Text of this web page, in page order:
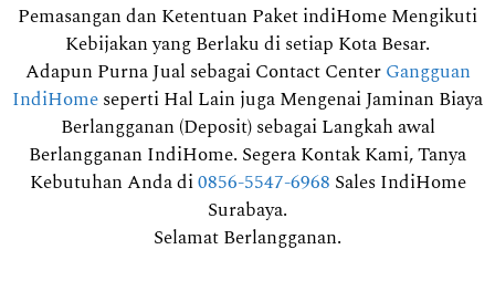
Pemasangan dan Ketentuan Paket indiHome Mengikuti
Kebijakan yang Berlaku di setiap Kota Besar.
Adapun Purna Jual sebagai Contact CenterGangguan
IndiHomeseperti Hal Lain juga Mengenai Jaminan Biaya
Berlangganan (Deposit) sebagai Langkah awal
Berlangganan IndiHome. Segera Kontak Kami, Tanya
Kebutuhan Anda di0856-5547-6968 Sales IndiHome
Surabaya.
Selamat Berlangganan.